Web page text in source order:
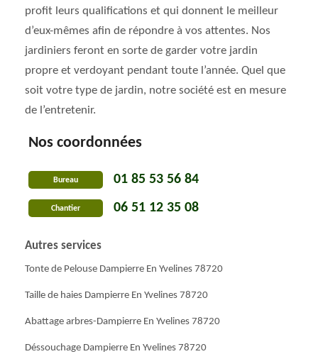
profit leurs qualifications et qui donnent le meilleur
d’eux-mêmes afin de répondre à vos attentes. Nos
jardiniers feront en sorte de garder votre jardin
propre et verdoyant pendant toute l’année. Quel que
soit votre type de jardin, notre société est en mesure
de l’entretenir.
Nos coordonnées
Bureau 01 85 53 56 84
Chantier 06 51 12 35 08
Autres services
Tonte de Pelouse Dampierre En Yvelines 78720
Taille de haies Dampierre En Yvelines 78720
Abattage arbres-Dampierre En Yvelines 78720
Déssouchage Dampierre En Yvelines 78720